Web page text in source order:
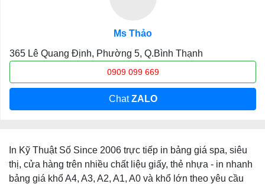
Ms Thảo
365 Lê Quang Định, Phường 5, Q.Bình Thạnh
0909 099 669
ChatZALO
In Kỹ Thuật Số Since 2006 trực tiếp in bảng giá spa, siêu
thị, cửa hàng trên nhiều chất liệu giấy, thẻ nhựa - in nhanh
bảng giá khổ A4, A3, A2, A1, A0 và khổ lớn theo yêu cầu